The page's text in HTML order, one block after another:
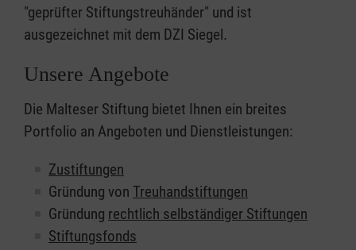
"geprüfter Stiftungstreuhänder" und ist
ausgezeichnet mit dem DZI Siegel.
Unsere Angebote
Die Malteser Stiftung bietet Ihnen ein breites
Portfolio an Angeboten und Dienstleistungen:
Zustiftungen
Gründung von Treuhandstiftungen
Gründung rechtlich selbständiger Stiftungen
Stiftungsfonds